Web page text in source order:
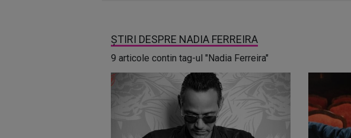
ȘTIRI DESPRE NADIA FERREIRA
9 articole contin tag-ul "Nadia Ferreira"